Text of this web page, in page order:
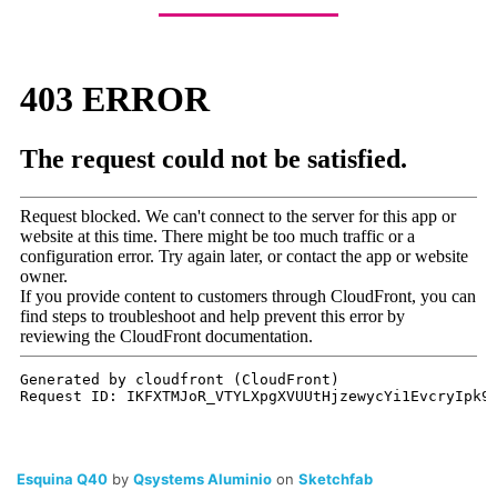
Esquina Q40 by Qsystems Aluminio on Sketchfab